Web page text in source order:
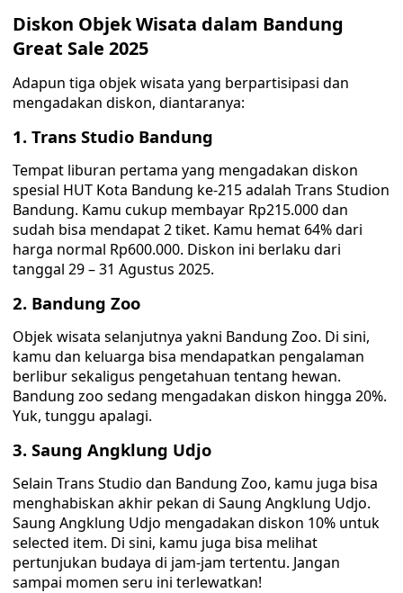
Diskon Objek Wisata dalam Bandung
Great Sale 2025
Adapun tiga objek wisata yang berpartisipasi dan
mengadakan diskon, diantaranya:
1. Trans Studio Bandung
Tempat liburan pertama yang mengadakan diskon
spesial HUT Kota Bandung ke-215 adalah Trans Studion
Bandung. Kamu cukup membayar Rp215.000 dan
sudah bisa mendapat 2 tiket. Kamu hemat 64% dari
harga normal Rp600.000. Diskon ini berlaku dari
tanggal 29 – 31 Agustus 2025.
2. Bandung Zoo
Objek wisata selanjutnya yakni Bandung Zoo. Di sini,
kamu dan keluarga bisa mendapatkan pengalaman
berlibur sekaligus pengetahuan tentang hewan.
Bandung zoo sedang mengadakan diskon hingga 20%.
Yuk, tunggu apalagi.
3. Saung Angklung Udjo
Selain Trans Studio dan Bandung Zoo, kamu juga bisa
menghabiskan akhir pekan di Saung Angklung Udjo.
Saung Angklung Udjo mengadakan diskon 10% untuk
selected item. Di sini, kamu juga bisa melihat
pertunjukan budaya di jam-jam tertentu. Jangan
sampai momen seru ini terlewatkan!